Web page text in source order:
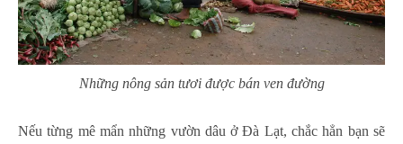
Những nông sản tươi được bán ven đường
Nếu từng mê mẩn những vườn dâu ở Đà Lạt, chắc hẳn bạn sẽ